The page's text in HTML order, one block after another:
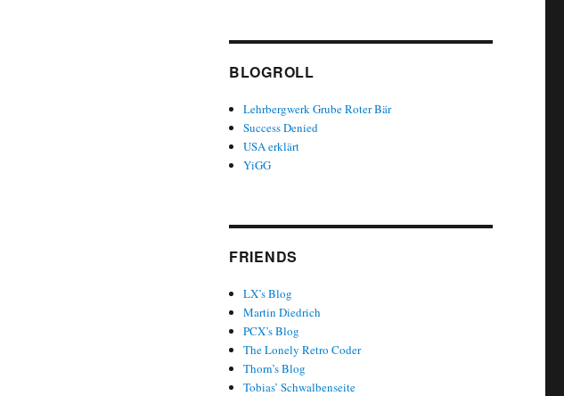
BLOGROLL
Lehrbergwerk Grube Roter Bär
Success Denied
USA erklärt
YiGG
FRIENDS
LX’s Blog
Martin Diedrich
PCX’s Blog
The Lonely Retro Coder
Thorn’s Blog
Tobias’ Schwalbenseite